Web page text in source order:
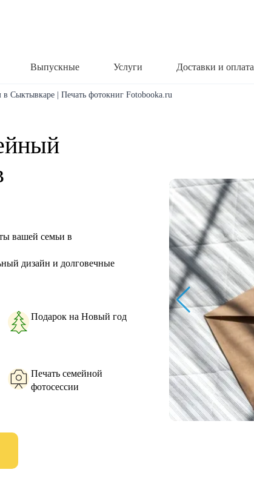
Выпускные Услуги Доставки и оплата
в Сыктывкаре | Печать фотокниг Fotobooka.ru
вашей семьи в
дизайн и долговечные
Подарок на Новый год
Печать семейной
фотосессии